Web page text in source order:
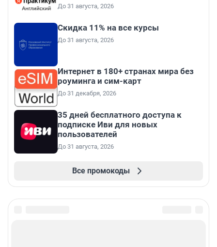
До 31 августа, 2026
Скидка 11% на все курсы
До 31 августа, 2026
Интернет в 180+ странах мира без
роуминга и сим-карт
До 31 декабря, 2026
35 дней бесплатного доступа к
подписке Иви для новых
пользователей
До 31 августа, 2026
Все промокоды